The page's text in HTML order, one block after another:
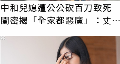
中和兒媳遭公公砍百刀致死
閨密揭「全家都惡魔」：丈夫
在老婆時懷孕摔東西
PR